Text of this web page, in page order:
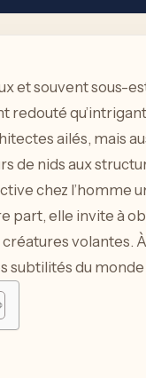
et souvent sous-
redouté
ailés, mais
de nids aux
chez l’homme
part, elle invite à
volantes.
subtilités du